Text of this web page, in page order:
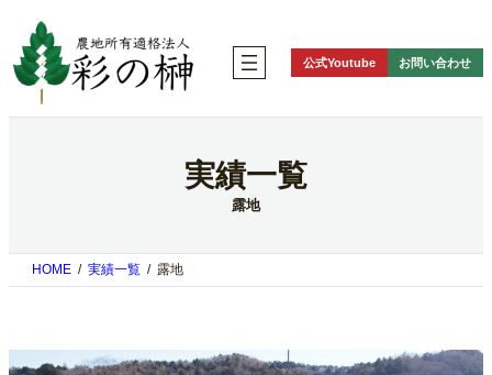
を
ス
ッ
公式Youtube お問い合わせ
実績一覧
露地
HOME 実績一覧 露地